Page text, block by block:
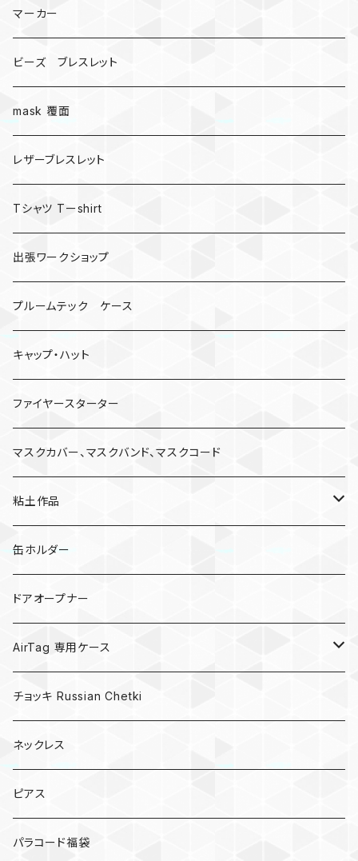
マーカー
ビーズ ブレスレット
mask 覆面
レザーブレスレット
Tシャツ Tーshirt
出張ワークショップ
プルームテック ケース
キャップ・ハット
ファイヤースターター
マスクカバー、マスクバンド、マスクコード
粘土作品
亀
キノコ
缶ホルダー
ドアオープナー
AirTag 専用ケース
AirTagキーリング
チョッキ Russian Chetki
ネックレス
ピアス
パラコード福袋